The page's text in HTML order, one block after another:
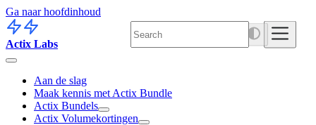
Ga naar hoofdinhoud
Actix Labs
Aan de slag
Maak kennis met Actix Bundle
Actix Bundels
Actix Volumekortingen